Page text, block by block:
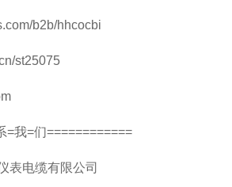
b2b/hhcocbi
=们============
表电缆有限公司